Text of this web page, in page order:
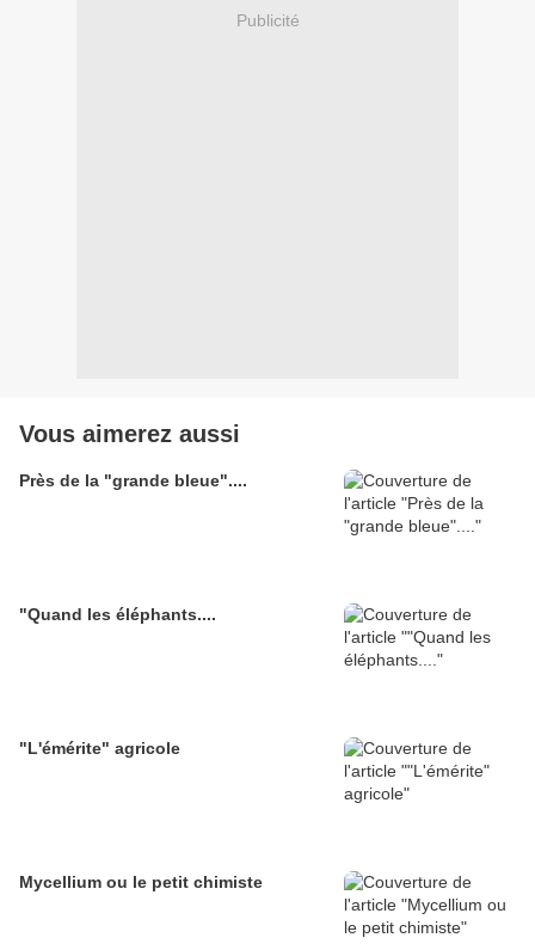
Publicité
Vous aimerez aussi
Près de la "grande bleue"....
"Quand les éléphants....
"L'émérite" agricole
Mycellium ou le petit chimiste